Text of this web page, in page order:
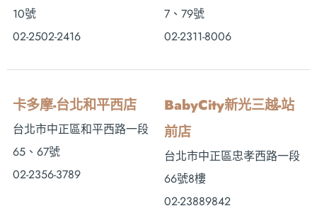
10號
02-2502-2416
7、79號
02-2311-8006
卡多摩-台北和平西店
台北市中正區和平西路一段
65、67號
02-2356-3789
BabyCity新光三越-站
前店
台北市中正區忠孝西路一段
66號8樓
02-23889842